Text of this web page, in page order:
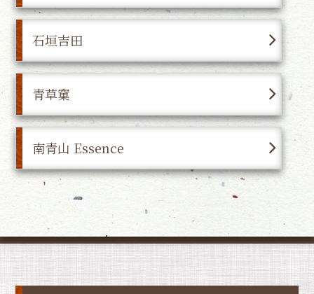
石垣吉田
青草窠
南青山 Essence